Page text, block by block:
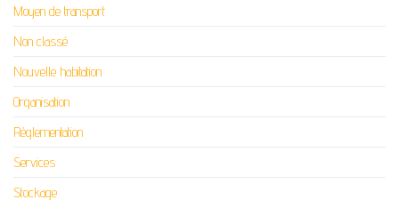
Moyen de transport
Non classé
Nouvelle habitation
Organisation
Réglementation
Services
Stockage